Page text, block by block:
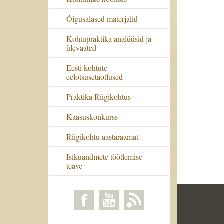
Õigusalased materjalid
Kohtupraktika analüüsid ja
ülevaated
Eesti kohtute
eelotsusetaotlused
Praktika Riigikohtus
Kaasuskonkurss
Riigikohtu aastaraamat
Isikuandmete töötlemise
teave